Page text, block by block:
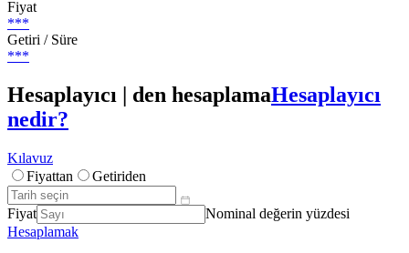
Fiyat
***
Getiri / Süre
***
Hesaplayıcı | den hesaplamaHesaplayıcı
nedir?
Kılavuz
Fiyattan
Getiriden
Fiyat
Nominal değerin yüzdesi
Hesaplamak